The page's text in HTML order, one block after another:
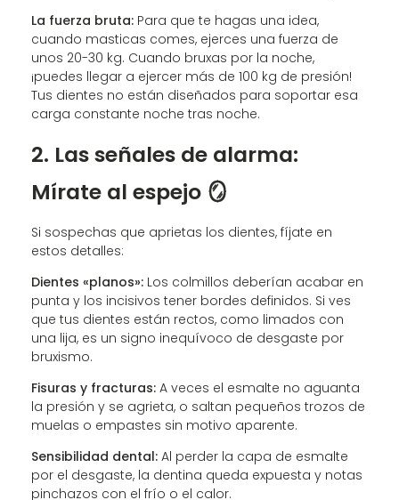
La fuerza bruta: Para que te hagas una idea,
cuando masticas comes, ejerces una fuerza de
unos 20-30 kg. Cuando bruxas por la noche,
¡puedes llegar a ejercer más de 100 kg de presión!
Tus dientes no están diseñados para soportar esa
carga constante noche tras noche.
2. Las señales de alarma:
Mírate al espejo 🪞
Si sospechas que aprietas los dientes, fíjate en
estos detalles:
Dientes «planos»: Los colmillos deberían acabar en
punta y los incisivos tener bordes definidos. Si ves
que tus dientes están rectos, como limados con
una lija, es un signo inequívoco de desgaste por
bruxismo.
Fisuras y fracturas: A veces el esmalte no aguanta
la presión y se agrieta, o saltan pequeños trozos de
muelas o empastes sin motivo aparente.
Sensibilidad dental: Al perder la capa de esmalte
por el desgaste, la dentina queda expuesta y notas
pinchazos con el frío o el calor.